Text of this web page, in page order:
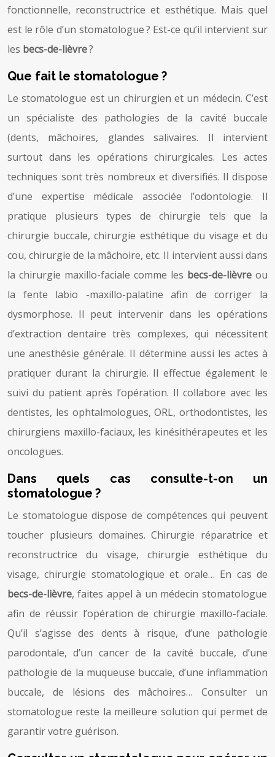
fonctionnelle, reconstructrice et esthétique. Mais quel
est le rôle d’un stomatologue ? Est-ce qu’il intervient sur
les becs-de-lièvre?
Que fait le stomatologue ?
Le stomatologue est un chirurgien et un médecin. C’est
un spécialiste des pathologies de la cavité buccale
(dents, mâchoires, glandes salivaires. Il intervient
surtout dans les opérations chirurgicales. Les actes
techniques sont très nombreux et diversifiés. Il dispose
d’une expertise médicale associée l’odontologie. Il
pratique plusieurs types de chirurgie tels que la
chirurgie buccale, chirurgie esthétique du visage et du
cou, chirurgie de la mâchoire, etc. Il intervient aussi dans
la chirurgie maxillo-faciale comme les becs-de-lièvre ou
la fente labio -maxillo-palatine afin de corriger la
dysmorphose. Il peut intervenir dans les opérations
d’extraction dentaire très complexes, qui nécessitent
une anesthésie générale. Il détermine aussi les actes à
pratiquer durant la chirurgie. Il effectue également le
suivi du patient après l’opération. Il collabore avec les
dentistes, les ophtalmologues, ORL, orthodontistes, les
chirurgiens maxillo-faciaux, les kinésithérapeutes et les
oncologues.
Dans quels cas consulte-t-on un
stomatologue ?
Le stomatologue dispose de compétences qui peuvent
toucher plusieurs domaines. Chirurgie réparatrice et
reconstructrice du visage, chirurgie esthétique du
visage, chirurgie stomatologique et orale… En cas de
becs-de-lièvre, faites appel à un médecin stomatologue
afin de réussir l’opération de chirurgie maxillo-faciale.
Qu’il s’agisse des dents à risque, d’une pathologie
parodontale, d’un cancer de la cavité buccale, d’une
pathologie de la muqueuse buccale, d’une inflammation
buccale, de lésions des mâchoires… Consulter un
stomatologue reste la meilleure solution qui permet de
garantir votre guérison.